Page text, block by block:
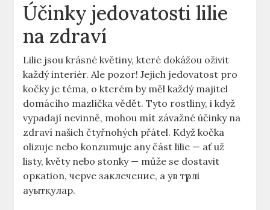
Účinky jedovatosti lilie
na zdraví
Lilie jsou krásné květiny, které dokážou oživit
každý interiér. Ale pozor! Jejich jedovatost pro
kočky je téma, o kterém by měl každý majitel
domácího mazlíčka vědět. Tyto rostliny, i když
vypadají nevinně, mohou mít závažné účinky na
zdraví našich čtyřnohých přátel. Když kočka
olizuje nebo konzumuje any část lilie — ať už
listy, květy nebo stonky — může se dostavit
оркation, черve заклечение, а yв түрлі
ауытқулар.